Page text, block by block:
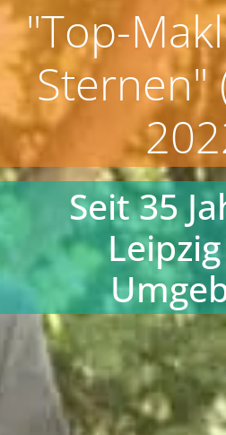
"Top-
Sternen"
Seit 35